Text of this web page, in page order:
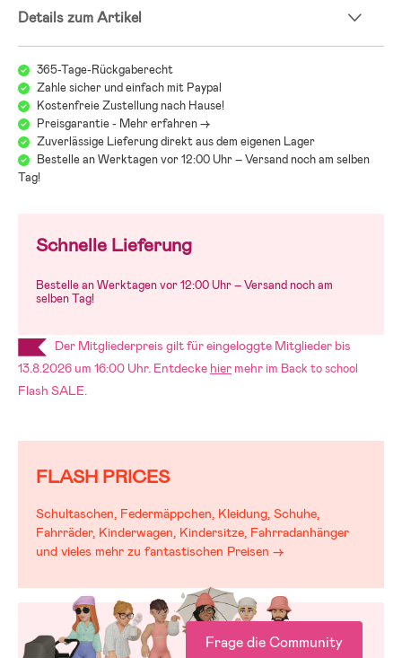
- Mehrere Fenster.
- Inklusive Sicherheitswimpel.
- Kann mit dem separat erhältlichen Newborn Set bereits ab der
Geburt verwendet werden.
- Maximale Körpergröße Kind: 111 cm.
- Maximalbelastung pro Kind: 22 kg.
- Maximalbelastung: 44 kg.
- Als Joggingwagen geprüft und zugelassen gemäß Europäischem
Details zum Artikel
365-Tage-Rückgaberecht
Zahle sicher und einfach mit Paypal
Kostenfreie Zustellung nach Hause!
Preisgarantie - Mehr erfahren ->
Zuverlässige Lieferung direkt aus dem eigenen Lager
Bestelle an Werktagen vor 12:00 Uhr – Versand noch am selben
Tag!
Schnelle Lieferung
Bestelle an Werktagen vor 12:00 Uhr – Versand noch am
selben Tag!
Der Mitgliederpreis gilt für eingeloggte Mitglieder bis
13.8.2026 um 16:00 Uhr. Entdecke hier mehr im Back to school
Flash SALE.
FLASH PRICES
Schultaschen, Federmäppchen, Kleidung, Schuhe,
Fahrräder, Kinderwagen, Kindersitze, Fahrradanhänger
und vieles mehr zu fantastischen Preisen →
Frage die Community